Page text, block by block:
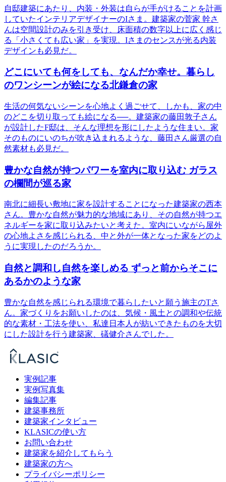
自邸建築にあたり、内装・外装は自らが手がけることを計画
していたインテリアデザイナーのIさま。建築家の菅家 幹さ
んは空間設計のみを引き受け、床面積の数字以上に広く感じ
る「小さくても広い家」を実現。Iさまのセンスが光る内装
デザインも必見だ。
どこにいても何をしても、なんだか幸せ。暮らし
のワンシーンが絵になる北鎌倉の家
生活の何気ないシーンを心地よく過ごせて、しかも、家の中
のどこを切り取っても絵になる──。建築家の藤田敦子さん
が設計したF邸は、そんな理想を形にしたような住まい。家
そのものにいのちが吹き込まれるような、藤田さん厳選の自
然素材も必見だ。
豊かな自然が持つパワーを室内に取り込む ガラス
の欄間が巡る家
南北に細長い敷地に家を設計することになった建築家の西本
さん。豊かな自然が魅力的な地域にあり、その自然が持つエ
ネルギーを家に取り込みたいと考えた。室内にいながら屋外
の心地よさを感じられる、中と外が一体となった家をどのよ
うに実現したのだろうか。
自然と調和し自然を楽しめる ずっと前からそこに
あるかのような家
豊かな自然を感じられる環境で暮らしたいと願う施主のTさ
ん。家づくりをお願いしたのは、気候・風土との調和や伝統
的な素材・工法を使い、私達日本人が紡いできたものを大切
にした設計を行う建築家、礒健介さんでした。
実例記事
実例写真集
編集記事
建築事務所
建築家インタビュー
KLASICの使い方
お問い合わせ
建築家を紹介してもらう
建築家の方へ
プライバシーポリシー